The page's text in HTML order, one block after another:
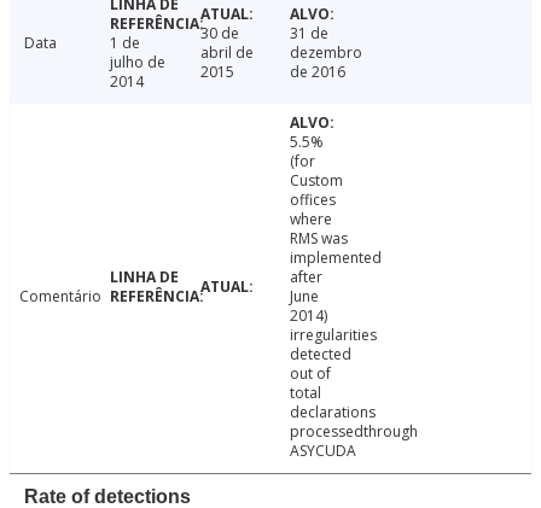
Data
1 de
julho de
2014
30 de
abril de
2015
31 de
dezembro
de 2016
Comentário
5.5%
(for
Custom
offices
where
RMS was
implemented
after
June
2014)
irregularities
detected
out of
total
declarations
processedthrough
ASYCUDA
Rate of detections